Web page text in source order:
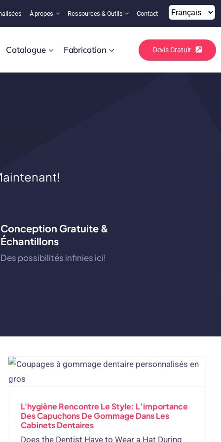
À propos Ressources & Outils Contact
Catalogue Fabrication Devis Gratuit
Conception Gratuite &
Échantillons
Des possibilités infinies ici!
L'hygiène Rencontre Le Style: L’importance
Des Capuchons De Gommage Dans Les
Cabinets Dentaires
Does the Dentist Have to Wear a Hat During